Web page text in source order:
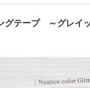
テープ ～グレイ